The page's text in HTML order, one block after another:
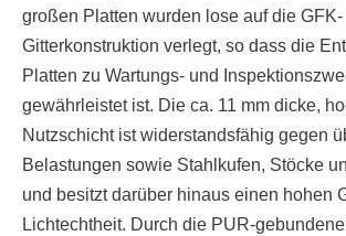
großen Platten wurden lose auf die GFK-
Gitterkonstruktion verlegt, so dass die
Platten zu Wartungs- und
gewährleistet ist. Die ca. 11 mm dicke,
Nutzschicht ist widerstandsfähig gegen
Belastungen sowie Stahlkufen, Stöcke
und besitzt darüber hinaus einen hohen
Lichtechtheit. Durch die PUR-